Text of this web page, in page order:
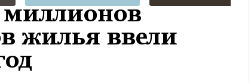
миллионов
жилья ввели